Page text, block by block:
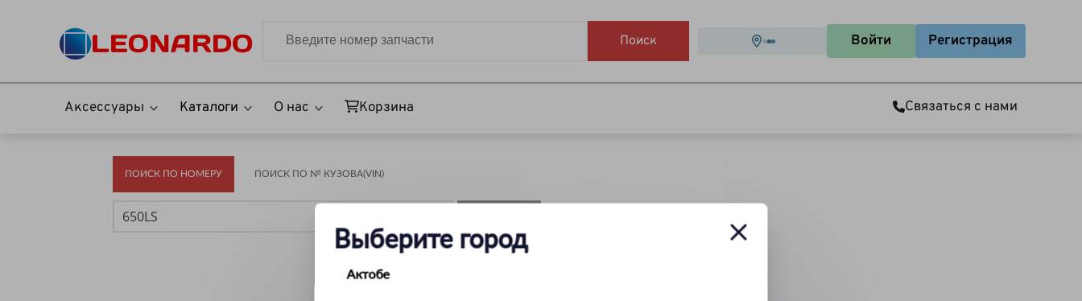
Поиск
Выберите город
Актобе
Войти Регистрация
Аксессуары Каталоги О нас Корзина Связаться с нами
ПОИСК ПО НОМЕРУ ПОИСК ПО № КУЗОВА(VIN)